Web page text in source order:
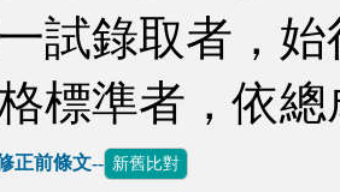
試錄取者，
標準者，依
前條文-- 新舊比對